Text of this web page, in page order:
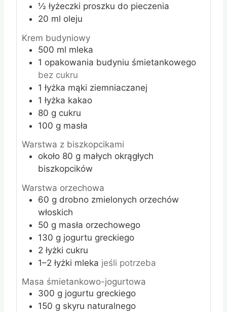
½ łyżeczki proszku do pieczenia
20 ml oleju
Krem budyniowy
500 ml mleka
1 opakowania budyniu śmietankowego
bez cukru
1 łyżka mąki ziemniaczanej
1 łyżka kakao
80 g cukru
100 g masła
Warstwa z biszkopcikami
około 80 g małych okrągłych
biszkopcików
Warstwa orzechowa
60 g drobno zmielonych orzechów
włoskich
50 g masła orzechowego
130 g jogurtu greckiego
2 łyżki cukru
1–2 łyżki mleka jeśli potrzeba
Masa śmietankowo-jogurtowa
300 g jogurtu greckiego
150 g skyru naturalnego